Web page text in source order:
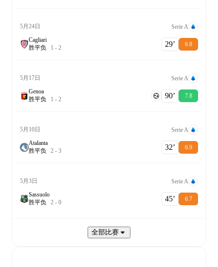
5月24日
Serie A
Cagliari
胜平负 1 - 2 29‎’‎ 6.8
5月17日
Serie A
Genoa
胜平负 1 - 2 90‎’‎ 7.8
5月10日
Serie A
Atalanta
胜平负 2 - 3 32‎’‎ 6.9
5月3日
Serie A
Sassuolo
胜平负 2 - 0 45‎’‎ 6.7
全部比赛